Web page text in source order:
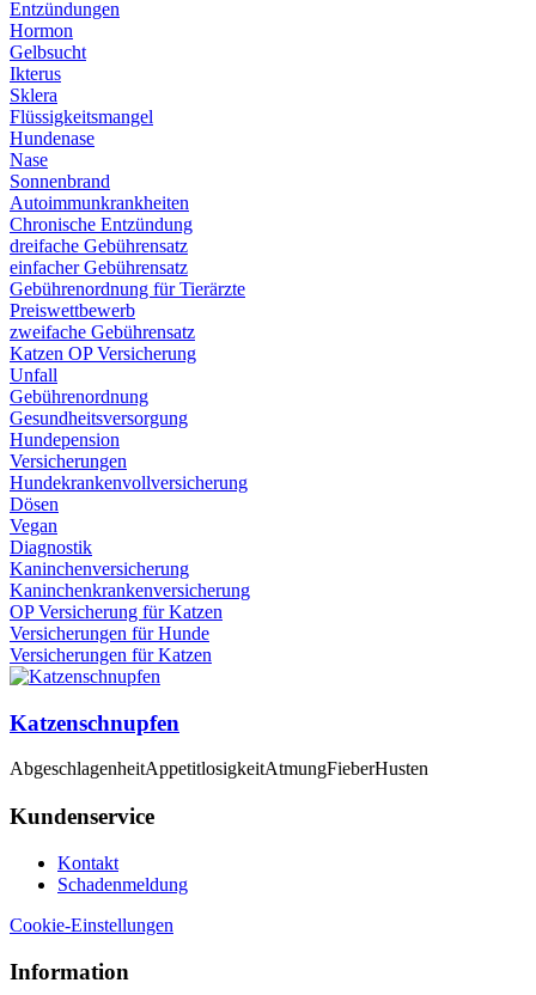
Entzündungen
Hormon
Gelbsucht
Ikterus
Sklera
Flüssigkeitsmangel
Hundenase
Nase
Sonnenbrand
Autoimmunkrankheiten
Chronische Entzündung
dreifache Gebührensatz
einfacher Gebührensatz
Gebührenordnung für Tierärzte
Preiswettbewerb
zweifache Gebührensatz
Katzen OP Versicherung
Unfall
Gebührenordnung
Gesundheitsversorgung
Hundepension
Versicherungen
Hundekrankenvollversicherung
Dösen
Vegan
Diagnostik
Kaninchenversicherung
Kaninchenkrankenversicherung
OP Versicherung für Katzen
Versicherungen für Hunde
Versicherungen für Katzen
Katzenschnupfen
AbgeschlagenheitAppetitlosigkeitAtmungFieberHusten
Kundenservice
Kontakt
Schadenmeldung
Cookie-Einstellungen
Information